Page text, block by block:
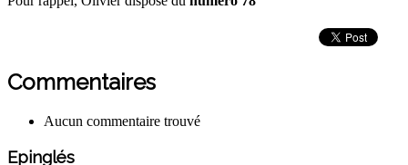
Commentaires
Aucun commentaire trouvé
Epinglés